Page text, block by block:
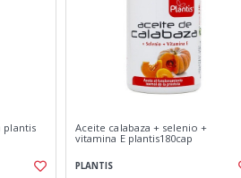
plantis
Aceite calabaza + selenio +
vitamina E plantis180cap
PLANTIS